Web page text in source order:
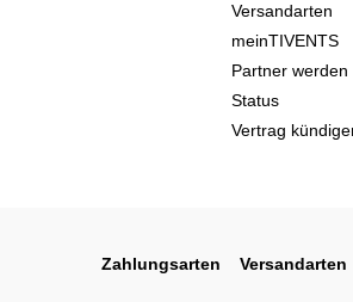
Versandarten
meinTIVENTS
Partner werden
Status
Vertrag
Zahlungsarten Versandarten